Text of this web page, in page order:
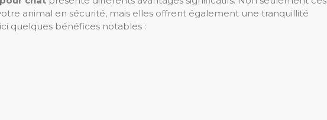
animal en sécurité, mais elles offrent également une tranquillité
quelques bénéfices notables :